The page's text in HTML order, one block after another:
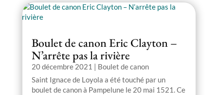
Boulet de canon Eric Clayton –
N’arrête pas la rivière
20 décembre 2021 | Boulet de canon
Saint Ignace de Loyola a été touché par un
boulet de canon à Pampelune le 20 mai 1521. Ce